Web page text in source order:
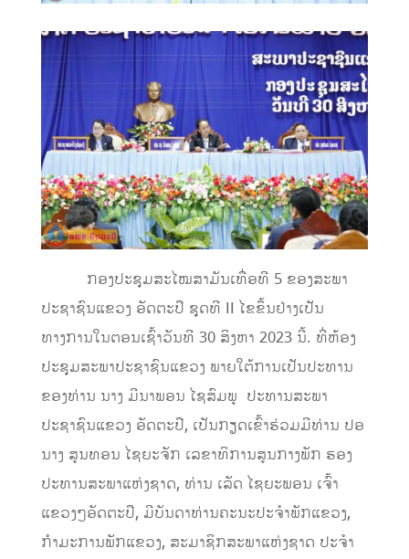
ກອງປະຊຸມສະໄໝສາມັນເທື່ອທີ 5 ຂອງສະພາ
ປະຊາຊົນແຂວງ ອັດຕະປື ຊຸດທີ II ໄຂຂຶ້ນຢ່າງເປັນ
ທາງການໃນຕອນເຊົ້າວັນທີ 30 ສິງຫາ 2023 ນີ້. ທີ່ຫ້ອງ
ປະຊຸມສະພາປະຊາຊົນແຂວງ ພາຍໃຕ້ການເປັນປະທານ
ຂອງທ່ານ ນາງ ມີນາພອນ ໄຊສົມພູ ປະທານສະພາ
ປະຊາຊົນແຂວງ ອັດຕະປື, ເປັນກຽດເຂົ້າຮ່ວມມີທ່ານ ປອ
ນາງ ສູນທອນ ໄຊຍະຈັກ ເລຂາທິການສູນກາງພັກ ຮອງ
ປະທານສະພາແຫ່ງຊາດ, ທ່ານ ເລັດ ໄຊຍະພອນ ເຈົ້າ
ແຂວງໆອັດຕະປື, ມີບັນດາທ່ານຄະນະປະຈໍາພັກແຂວງ,
ກໍາມະການພັກແຂວງ, ສະມາຊິກສະພາແຫ່ງຊາດ ປະ​ຈຳ